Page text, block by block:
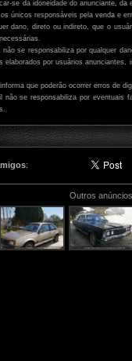
se da idoneidade do anunciante,
únicos responsáveis pela venda e
dano, direto ou indireto, que o
se responsabiliza por qualquer
elaborados por usuários
que poderão ocorrer erros de
não se responsabiliza por eventuais
:
Outros